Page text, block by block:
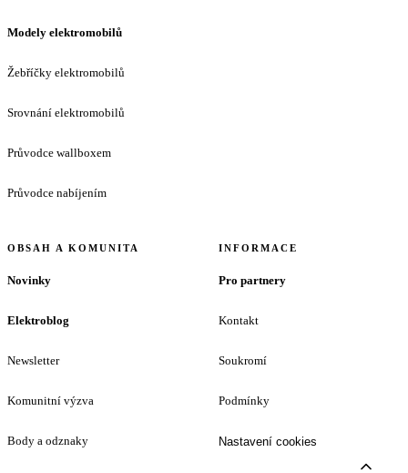
Modely elektromobilů
Žebříčky elektromobilů
Srovnání elektromobilů
Průvodce wallboxem
Průvodce nabíjením
OBSAH A KOMUNITA
Novinky
Elektroblog
Newsletter
Komunitní výzva
Body a odznaky
INFORMACE
Pro partnery
Kontakt
Soukromí
Podmínky
Nastavení cookies